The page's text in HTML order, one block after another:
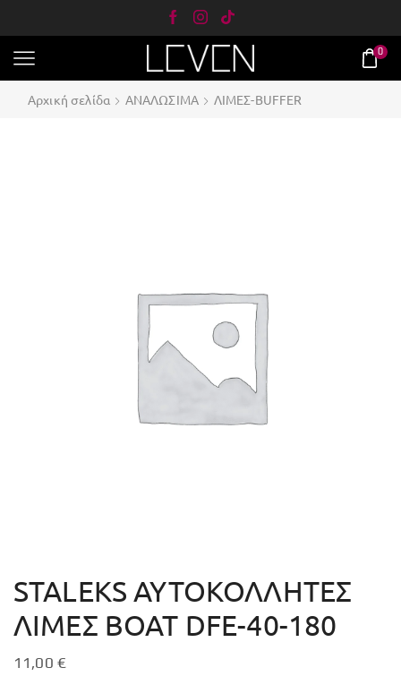
0
Αρχική σελίδα ΑΝΑΛΩΣΙΜΑ ΛΙΜΕΣ-BUFFER
STALEKS ΑΥΤΟΚΟΛΛΗΤΕΣ
ΛΙΜΕΣ BOAT DFE-40-180
11,00 €